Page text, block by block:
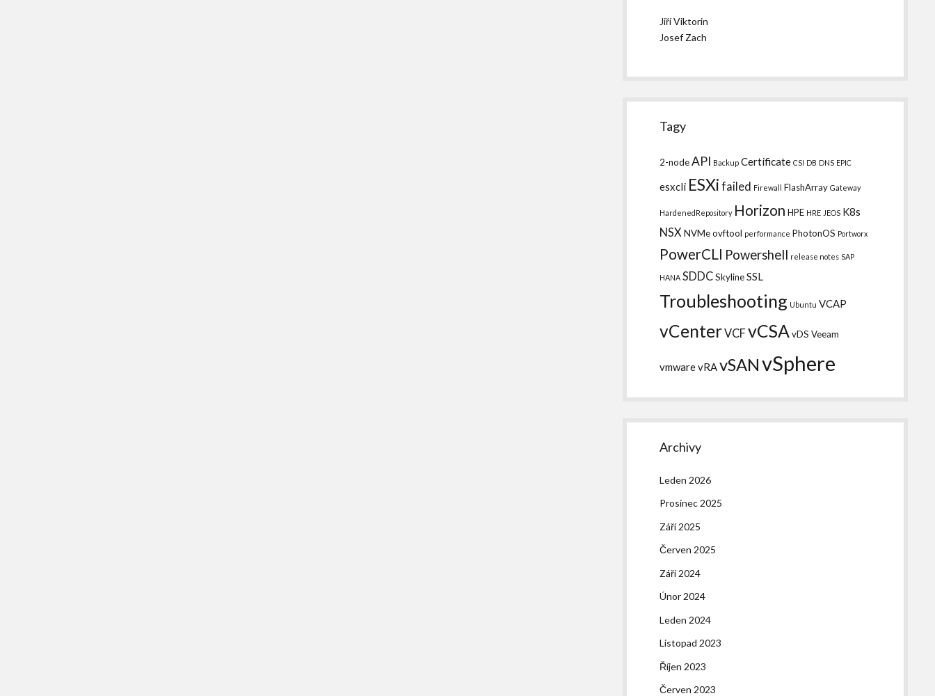
Jiří Viktorin
Josef Zach
Tagy
2-nodeAPI Backup Certificate CSI DB DNS EPIC
esxcli ESXi failed Firewall FlashArray Gateway
HardenedRepository Horizon HPE HRE JEOS K8s
NSX NVMeovftool performance PhotonOS Portworx
PowerCLI Powershell release notes SAP
HANA SDDCSkylineSSL
Troubleshooting Ubuntu VCAP
vCenterVCFvCSA vDS Veeam
vmwarevRAvSANvSphere
Archivy
Leden 2026
Prosinec 2025
Září 2025
Červen 2025
Září 2024
Únor 2024
Leden 2024
Listopad 2023
Říjen 2023
Červen 2023